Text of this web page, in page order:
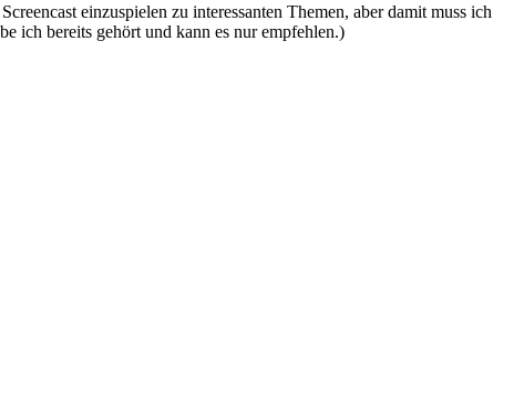
einzuspielen zu interessanten Themen, aber damit muss ich
ich bereits gehört und kann es nur empfehlen.)